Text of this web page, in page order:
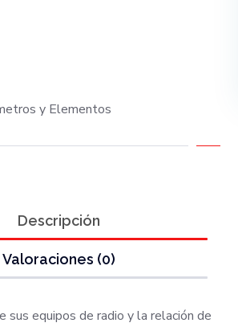
y Elementos
Descripción
Valoraciones (0)
sus equipos de radio y la relación de